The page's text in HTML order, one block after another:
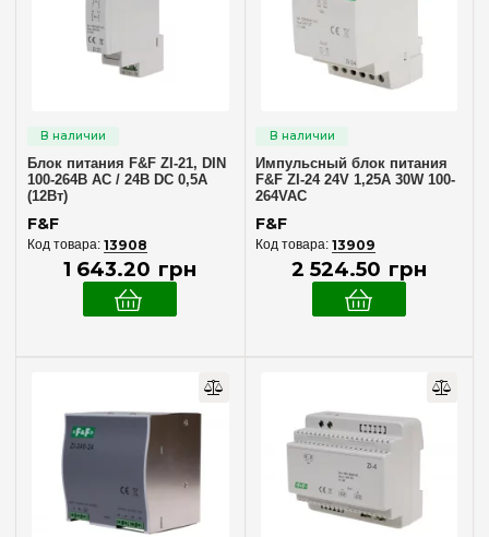
Блок питания F&F ZI-21, DIN
100-264В AC / 24В DC 0,5А
(12Вт)
F&F
13908
1 643.20 грн
Импульсный блок питания
F&F ZI-24 24V 1,25A 30W 100-
264VAC
F&F
13909
2 524.50 грн